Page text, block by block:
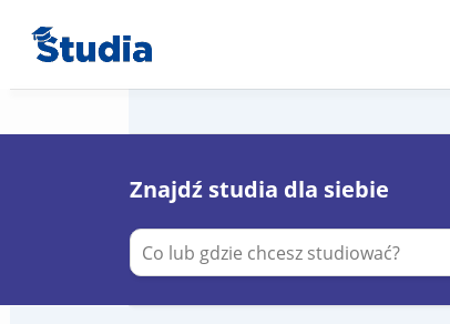
Znajdź studia dla siebie